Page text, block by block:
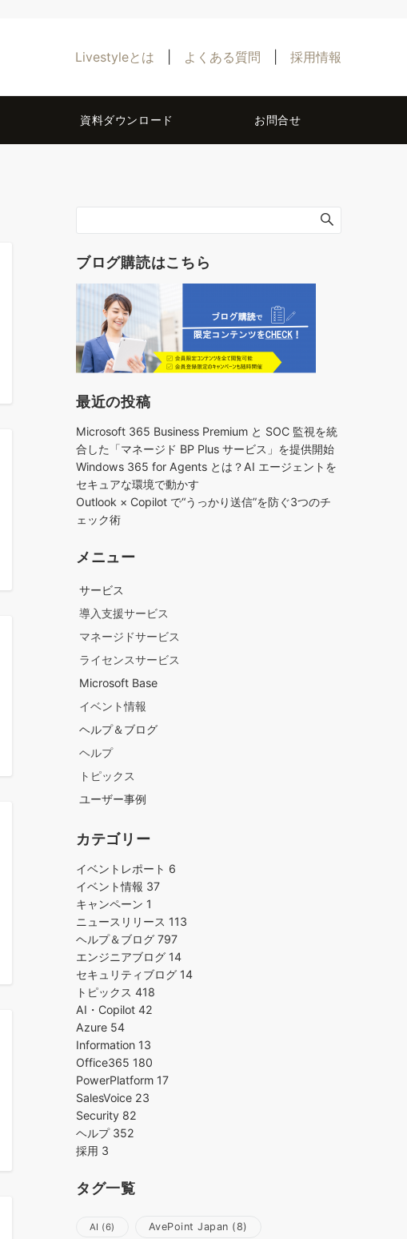
Livestyleとは よくある質問 採用情報
資料ダウンロード お問合せ
ブログ購読はこちら
最近の投稿
Microsoft 365 Business Premium と SOC 監視を統
合した「マネージド BP Plus サービス」を提供開始
Windows 365 for Agents とは？AI エージェントを
セキュアな環境で動かす
Outlook × Copilot で“うっかり送信”を防ぐ3つのチ
ェック術​
メニュー
サービス
導入支援サービス
マネージドサービス
ライセンスサービス
Microsoft Base
イベント情報
ヘルプ＆ブログ
ヘルプ
トピックス
ユーザー事例
カテゴリー
イベントレポート 6
イベント情報 37
キャンペーン 1
ニュースリリース 113
ヘルプ＆ブログ 797
エンジニアブログ 14
セキュリティブログ 14
トピックス 418
AI・Copilot 42
Azure 54
Information 13
Office365 180
PowerPlatform 17
SalesVoice 23
Security 82
ヘルプ 352
採用 3
タグ一覧
AI (6) AvePoint Japan (8)